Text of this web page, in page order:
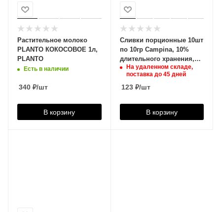
Растительное молоко
PLANTO КОКОСОВОЕ 1л,
PLANTO
Есть в наличии
340 ₽/шт
В корзину
Сливки порционные 10шт
по 10гр Campina, 10%
длительного хранения,
36652445588
На удаленном складе,
поставка до 45 дней
123₽/шт
В корзину